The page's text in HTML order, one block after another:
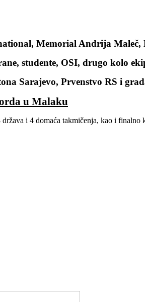
Memorial Andrija
studente, OSI, drugo kolo
Sarajevo, Prvenstvo RS i
u Malaku
i 4 domaća takmičenja, kao i